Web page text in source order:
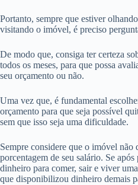
Portanto, sempre que estiver
visitando o imóvel, é preciso
De modo que, consiga ter certeza
todos os meses, para que possa
seu orçamento ou não.
Uma vez que, é fundamental
orçamento para que seja possível
sem que isso seja uma dificuldade.
Sempre considere que o imóvel não
porcentagem de seu salário. Se
dinheiro para comer, sair e viver
que disponibilizou dinheiro demais